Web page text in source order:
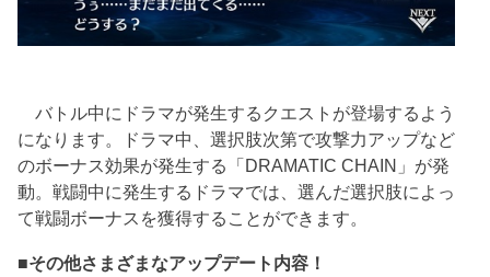
バトル中にドラマが発生するクエストが登場するよう
になります。ドラマ中、選択肢次第で攻撃力アップなど
のボーナス効果が発生する「DRAMATIC CHAIN」が発
動。戦闘中に発生するドラマでは、選んだ選択肢によっ
て戦闘ボーナスを獲得することができます。
■その他さまざまなアップデート内容！